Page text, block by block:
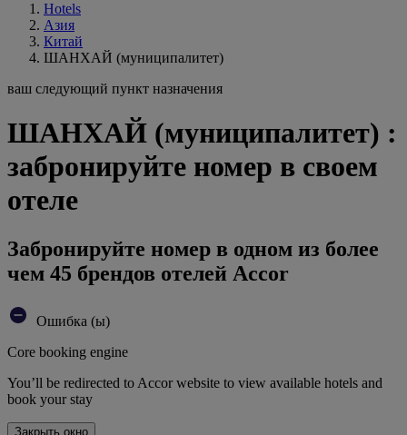
Hotels
Азия
Китай
ШАНХАЙ (муниципалитет)
ваш следующий пункт назначения
ШАНХАЙ (муниципалитет) :
забронируйте номер в своем
отеле
Забронируйте номер в одном из более
чем 45 брендов отелей Accor
Ошибка (ы)
Core booking engine
You’ll be redirected to Accor website to view available hotels and
book your stay
Закрыть окно